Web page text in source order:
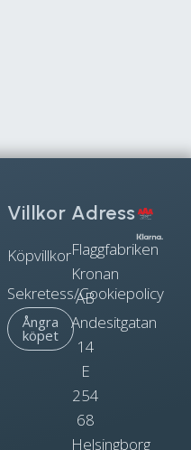
Adress
Flaggfabriken
Kronan
AB
Andesitgatan
14
E
254
68
Helsingborg
Villkor
Köpvillkor
Sekretess/Cookiepolicy
Ångra
köpet